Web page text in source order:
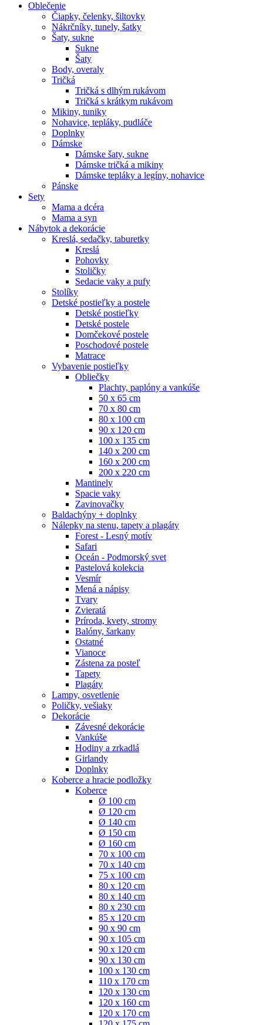
Oblečenie
Čiapky, čelenky, šiltovky
Nákrčníky, tunely, šatky
Šaty, sukne
Sukne
Šaty
Body, overaly
Tričká
Tričká s dlhým rukávom
Tričká s krátkym rukávom
Mikiny, tuniky
Nohavice, tepláky, pudláče
Doplnky
Dámske
Dámske šaty, sukne
Dámske tričká a mikiny
Dámske tepláky a legíny, nohavice
Pánske
Sety
Mama a dcéra
Mama a syn
Nábytok a dekorácie
Kreslá, sedačky, taburetky
Kreslá
Pohovky
Stoličky
Sedacie vaky a pufy
Stolíky
Detské postieľky a postele
Detské postieľky
Detské postele
Domčekové postele
Poschodové postele
Matrace
Vybavenie postieľky
Obliečky
Plachty, paplóny a vankúše
50 x 65 cm
70 x 80 cm
80 x 100 cm
90 x 120 cm
100 x 135 cm
140 x 200 cm
160 x 200 cm
200 x 220 cm
Mantinely
Spacie vaky
Zavinovačky
Baldachýny + doplnky
Nálepky na stenu, tapety a plagáty
Forest - Lesný motív
Safari
Oceán - Podmorský svet
Pastelová kolekcia
Vesmír
Mená a nápisy
Tvary
Zvieratá
Príroda, kvety, stromy
Balóny, šarkany
Ostatné
Vianoce
Zástena za posteľ
Tapety
Plagáty
Lampy, osvetlenie
Poličky, vešiaky
Dekorácie
Závesné dekorácie
Vankúše
Hodiny a zrkadlá
Girlandy
Doplnky
Koberce a hracie podložky
Koberce
Ø 100 cm
Ø 120 cm
Ø 140 cm
Ø 150 cm
Ø 160 cm
70 x 100 cm
70 x 140 cm
75 x 100 cm
80 x 120 cm
80 x 140 cm
80 x 230 cm
85 x 120 cm
90 x 90 cm
90 x 105 cm
90 x 120 cm
90 x 130 cm
100 x 130 cm
110 x 170 cm
120 x 130 cm
120 x 160 cm
120 x 170 cm